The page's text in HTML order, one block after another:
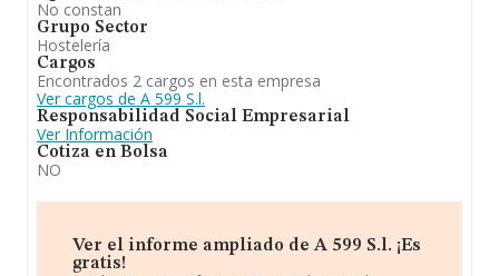
No constan
Grupo Sector
Hostelería
Cargos
Encontrados 2 cargos en esta empresa
Ver cargos de A 599 S.l.
Responsabilidad Social Empresarial
Ver Información
Cotiza en Bolsa
NO
Ver el informe ampliado de A 599 S.l. ¡Es
gratis!